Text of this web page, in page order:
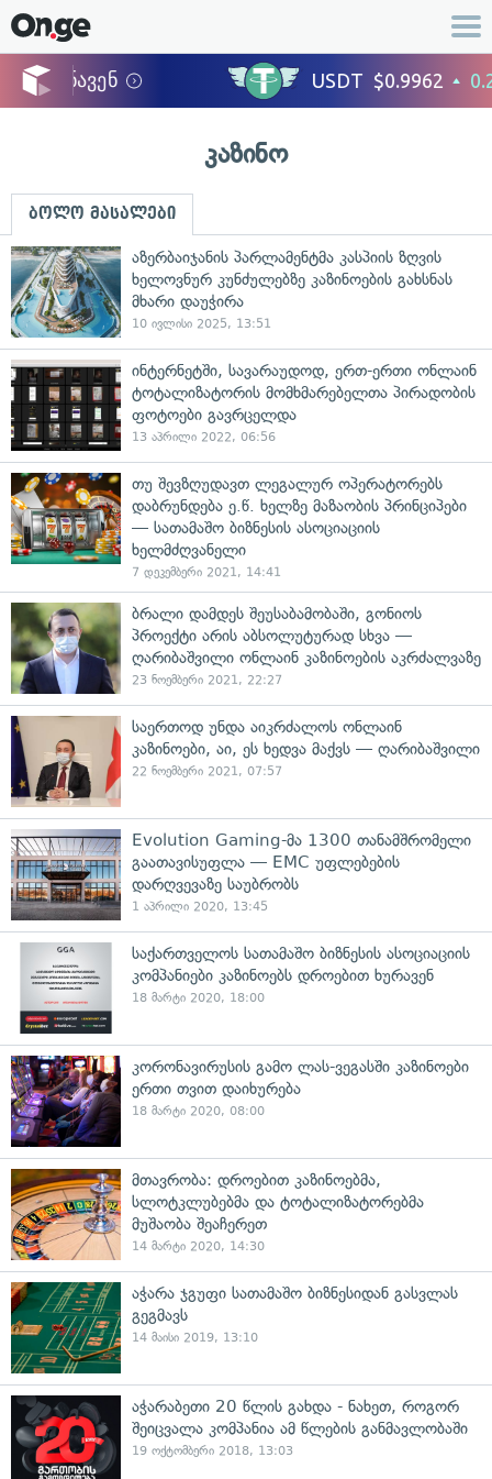
კაზინო
ბოლო მასალები
აზერბაიჯანის პარლამენტმა კასპიის ზღვის
ხელოვნურ კუნძულებზე კაზინოების გახსნას
მხარი დაუჭირა
10 ივლისი 2025, 13:51
ინტერნეტში, სავარაუდოდ, ერთ-ერთი ონლაინ
ტოტალიზატორის მომხმარებელთა პირადობის
ფოტოები გავრცელდა
13 აპრილი 2022, 06:56
თუ შევზღუდავთ ლეგალურ ოპერატორებს
დაბრუნდება ე.წ. ხელზე მაზაობის პრინციპები
— სათამაშო ბიზნესის ასოციაციის
ხელმძღვანელი
7 დეკემბერი 2021, 14:41
ბრალი დამდეს შეუსაბამობაში, გონიოს
პროექტი არის აბსოლუტურად სხვა —
ღარიბაშვილი ონლაინ კაზინოების აკრძალვაზე
23 ნოემბერი 2021, 22:27
საერთოდ უნდა აიკრძალოს ონლაინ
კაზინოები, აი, ეს ხედვა მაქვს — ღარიბაშვილი
22 ნოემბერი 2021, 07:57
Evolution Gaming-მა 1300 თანამშრომელი
გაათავისუფლა — EMC უფლებების
დარღვევაზე საუბრობს
1 აპრილი 2020, 13:45
საქართველოს სათამაშო ბიზნესის ასოციაციის
კომპანიები კაზინოებს დროებით ხურავენ
18 მარტი 2020, 18:00
კორონავირუსის გამო ლას-ვეგასში კაზინოები
ერთი თვით დაიხურება
18 მარტი 2020, 08:00
მთავრობა: დროებით კაზინოებმა,
სლოტკლუბებმა და ტოტალიზატორებმა
მუშაობა შეაჩერეთ
14 მარტი 2020, 14:30
აჭარა ჯგუფი სათამაშო ბიზნესიდან გასვლას
გეგმავს
14 მაისი 2019, 13:10
აჭარაბეთი 20 წლის გახდა - ნახეთ, როგორ
შეიცვალა კომპანია ამ წლების განმავლობაში
19 ოქტომბერი 2018, 13:03